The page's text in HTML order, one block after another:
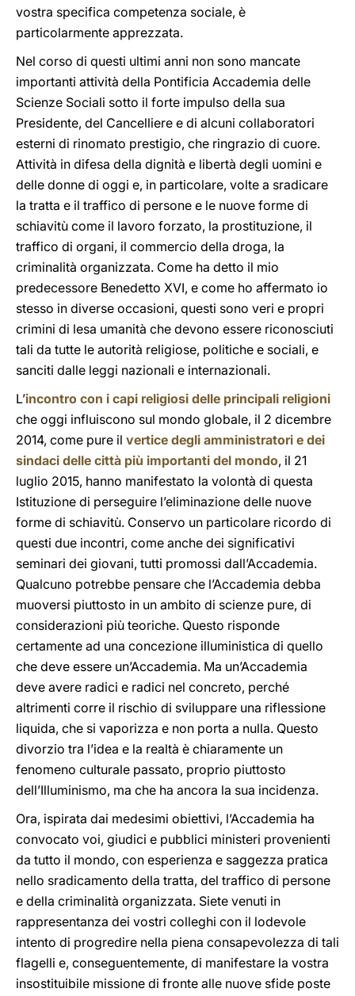
vostra specifica competenza sociale, è
particolarmente apprezzata.
Nel corso di questi ultimi anni non sono mancate
importanti attività della Pontificia Accademia delle
Scienze Sociali sotto il forte impulso della sua
Presidente, del Cancelliere e di alcuni collaboratori
esterni di rinomato prestigio, che ringrazio di cuore.
Attività in difesa della dignità e libertà degli uomini e
delle donne di oggi e, in particolare, volte a sradicare
la tratta e il traffico di persone e le nuove forme di
schiavitù come il lavoro forzato, la prostituzione, il
traffico di organi, il commercio della droga, la
criminalità organizzata. Come ha detto il mio
predecessore Benedetto XVI, e come ho affermato io
stesso in diverse occasioni, questi sono veri e propri
crimini di lesa umanità che devono essere riconosciuti
tali da tutte le autorità religiose, politiche e sociali, e
sanciti dalle leggi nazionali e internazionali.
L’incontro con i capi religiosi delle principali religioni
che oggi influiscono sul mondo globale, il 2 dicembre
2014, come pure il vertice degli amministratori e dei
sindaci delle città più importanti del mondo, il 21
luglio 2015, hanno manifestato la volontà di questa
Istituzione di perseguire l’eliminazione delle nuove
forme di schiavitù. Conservo un particolare ricordo di
questi due incontri, come anche dei significativi
seminari dei giovani, tutti promossi dall’Accademia.
Qualcuno potrebbe pensare che l’Accademia debba
muoversi piuttosto in un ambito di scienze pure, di
considerazioni più teoriche. Questo risponde
certamente ad una concezione illuministica di quello
che deve essere un’Accademia. Ma un’Accademia
deve avere radici e radici nel concreto, perché
altrimenti corre il rischio di sviluppare una riflessione
liquida, che si vaporizza e non porta a nulla. Questo
divorzio tra l’idea e la realtà è chiaramente un
fenomeno culturale passato, proprio piuttosto
dell’Illuminismo, ma che ha ancora la sua incidenza.
Ora, ispirata dai medesimi obiettivi, l’Accademia ha
convocato voi, giudici e pubblici ministeri provenienti
da tutto il mondo, con esperienza e saggezza pratica
nello sradicamento della tratta, del traffico di persone
e della criminalità organizzata. Siete venuti in
rappresentanza dei vostri colleghi con il lodevole
intento di progredire nella piena consapevolezza di tali
flagelli e, conseguentemente, di manifestare la vostra
insostituibile missione di fronte alle nuove sfide poste